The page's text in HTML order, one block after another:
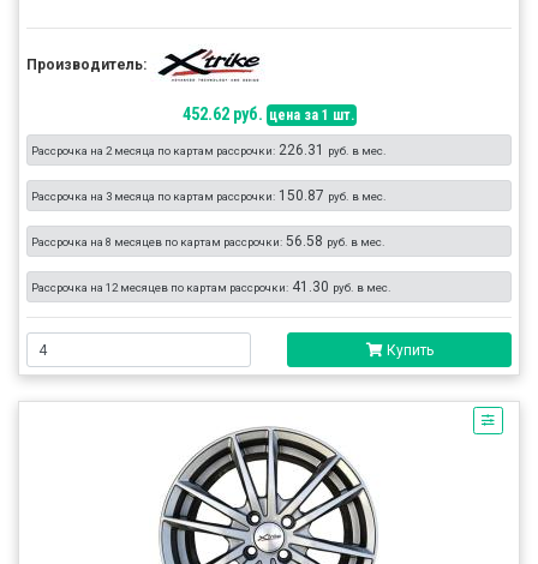
Производитель:
452.62 руб. цена за 1 шт.
Рассрочка на 2 месяца по картам рассрочки: 226.31 руб. в мес.
Рассрочка на 3 месяца по картам рассрочки: 150.87 руб. в мес.
Рассрочка на 8 месяцев по картам рассрочки: 56.58 руб. в мес.
Рассрочка на 12 месяцев по картам рассрочки: 41.30 руб. в мес.
Купить